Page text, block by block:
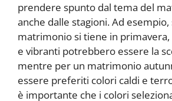
prendere spunto dal tema del
anche dalle stagioni. Ad esempio,
matrimonio si tiene in primavera,
e vibranti potrebbero essere la
mentre per un matrimonio
essere preferiti colori caldi e
è importante che i colori